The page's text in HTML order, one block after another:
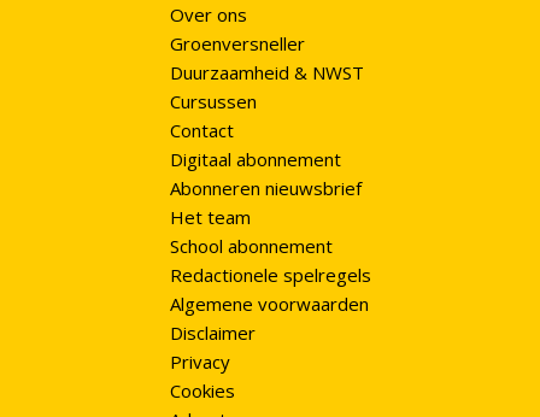
Over ons
Groenversneller
Duurzaamheid & NWST
Cursussen
Contact
Digitaal abonnement
Abonneren nieuwsbrief
Het team
School abonnement
Redactionele spelregels
Algemene voorwaarden
Disclaimer
Privacy
Cookies